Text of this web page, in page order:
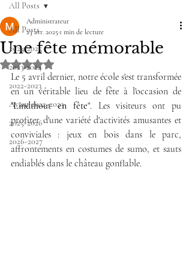
All Posts
2024-2025
2023-2024
2022-2023
Avant 2022-2023
2025-2026
2026-2027
All Posts
Une fête mémorable
Administrateur
23 avr. 2025 1 min de lecture
Noté NaN étoiles sur 5.
Le 5 avril dernier, notre école s'est transformée
en un véritable lieu de fête à l'occasion de
"Lindthout en fête". Les visiteurs ont pu
profiter d'une variété d'activités amusantes et
conviviales : jeux en bois dans le parc,
affrontements en costumes de sumo, et sauts
endiablés dans le château gonflable.